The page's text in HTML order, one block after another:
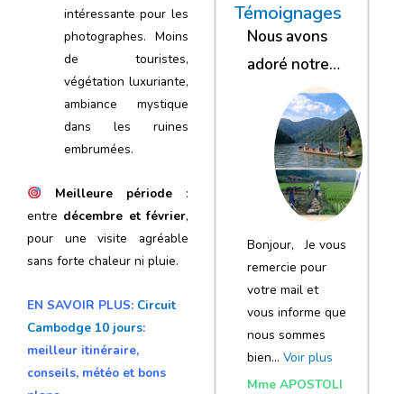
intéressante pour les
photographes. Moins
de touristes,
végétation luxuriante,
ambiance mystique
dans les ruines
embrumées.
Meilleure période:
entre décembre et février,
pour une visite agréable
sans forte chaleur ni pluie.
EN SAVOIR PLUS: Circuit
Cambodge 10 jours:
meilleur itinéraire,
conseils, météo et bons
Témoignages
Nous avons
adoré notre
Bonjour, Je vous
remercie pour
votre mail et
vous informe que
nous sommes
bien… Voir plus
« Nous
Mme APOSTOLI
« Nous sommes